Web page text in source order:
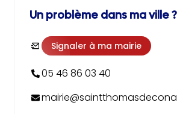
Un problème dans ma ville ?
Signaler à ma mairie
05 46 86 03 40